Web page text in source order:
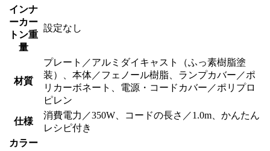
インナ
ーカー
トン重
量
設定なし
材質
プレート／アルミダイキャスト（ふっ素樹脂塗
装）、本体／フェノール樹脂、ランプカバー／ポ
リカーボネート、電源・コードカバー／ポリプロ
ピレン
仕様
消費電力／350W、コードの長さ／1.0m、かんたん
レシピ付き
カラー